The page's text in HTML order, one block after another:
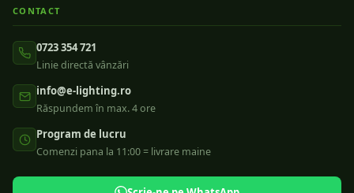
CONTACT
0723 354 721
Linie directă vânzări
info@e-lighting.ro
Răspundem în max. 4 ore
Program de lucru
Comenzi pana la 11:00 = livrare maine